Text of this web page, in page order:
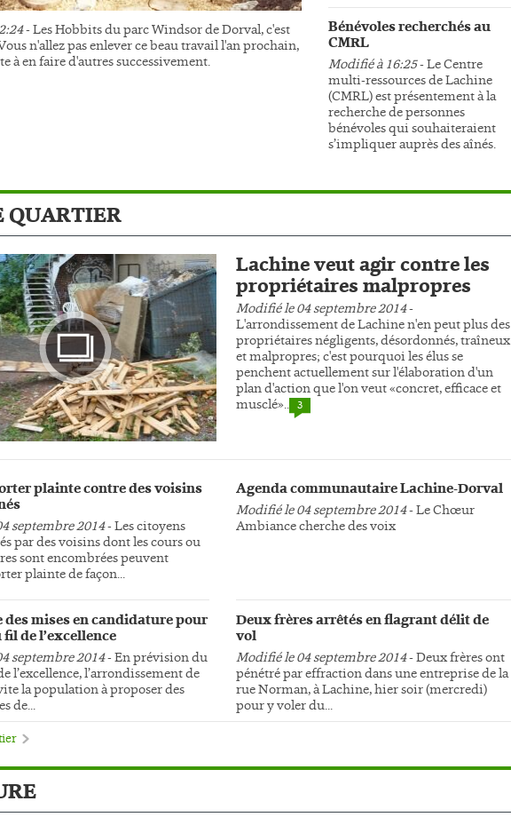
- Les Hobbits du parc Windsor de Dorval, c'est
n'allez pas enlever ce beau travail l'an prochain,
à en faire d'autres successivement.
Bénévoles recherchés au
CMRL
Modifié à 16:25- Le Centre
multi-ressources de Lachine
(CMRL) est présentement à la
recherche de personnes
bénévoles qui souhaiteraient
s’impliquer auprès des aînés.
QUARTIER
Lachine veut agir contre les
propriétaires malpropres
Modifié le 04 septembre 2014-
L'arrondissement de Lachine n'en peut plus des
propriétaires négligents, désordonnés, traîneux
et malpropres; c'est pourquoi les élus se
penchent actuellement sur l'élaboration d'un
plan d'action que l'on veut «concret, efficace et
musclé».. 3
Photo
plainte contre des voisins
septembre 2014- Les citoyens
par des voisins dont les cours ou
sont encombrées peuvent
plainte de façon...
mises en candidature pour
de l’excellence
septembre 2014- En prévision du
l’excellence, l’arrondissement de
la population à proposer des
de...
Agenda communautaire Lachine-Dorval
Modifié le 04 septembre 2014- Le Chœur
Ambiance cherche des voix
Deux frères arrêtés en flagrant délit de
vol
Modifié le 04 septembre 2014- Deux frères ont
pénétré par effraction dans une entreprise de la
rue Norman, à Lachine, hier soir (mercredi)
pour y voler du...